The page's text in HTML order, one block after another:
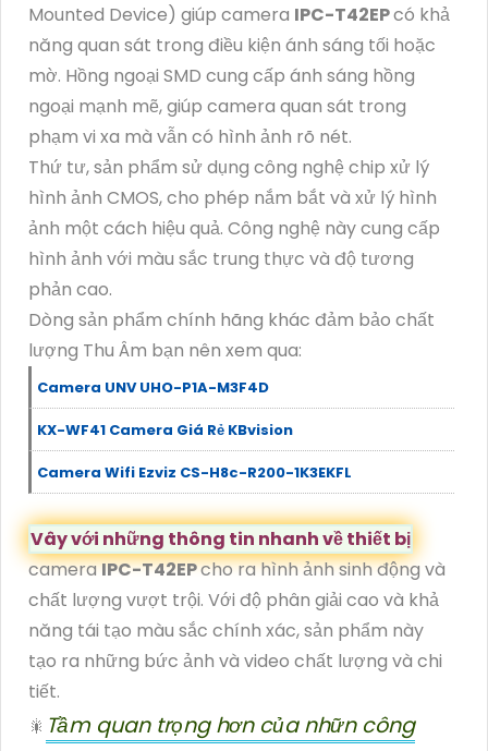
Mounted Device) giúp camera IPC-T42EPcó khả
năng quan sát trong điều kiện ánh sáng tối hoặc
mờ. Hồng ngoại SMD cung cấp ánh sáng hồng
ngoại mạnh mẽ, giúp camera quan sát trong
phạm vi xa mà vẫn có hình ảnh rõ nét.
Thứ tư, sản phẩm sử dụng công nghệ chip xử lý
hình ảnh CMOS, cho phép nắm bắt và xử lý hình
ảnh một cách hiệu quả. Công nghệ này cung cấp
hình ảnh với màu sắc trung thực và độ tương
phản cao.
Dòng sản phẩm chính hãng khác đảm bảo chất
lượng Thu Âm bạn nên xem qua:
Camera UNV UHO-P1A-M3F4D
KX-WF41 Camera Giá Rẻ KBvision
Camera Wifi Ezviz CS-H8c-R200-1K3EKFL
Vây với những thông tin nhanh về thiết bị
cameraIPC-T42EPcho ra hình ảnh sinh động và
chất lượng vượt trội. Với độ phân giải cao và khả
năng tái tạo màu sắc chính xác, sản phẩm này
tạo ra những bức ảnh và video chất lượng và chi
tiết.
🎇 Tầm quan trọng hơn của nhữn công